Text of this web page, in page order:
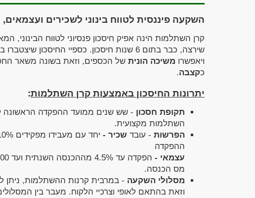
השקעה פיננסית לטווח בינוני לשכירים
קרן השתלמות הינה אפיק חיסכון פנסיוני לטווח
שירצה, כבר בתום 6 שנות חיסכון. כספיי
ויאפשרו משיכה הונית של הכספים, וזאת בשונה משאר
כקצבה.
יתרונות החיסכון באמצעות קרן השתלמות:
תקופת חסכון - שש שנים ממועד ההפקדה הראשונה
השתלמות מקצועית.
הפרשות - עובד שכיר -
ההפקדה
עצמאי -
מס הכנסה.
מסלולי השקעה - במרבית קרנות ההשתלמות, ניתן
וזאת בהתאם לאופי וצרכיי הלקוח. מעבר בין